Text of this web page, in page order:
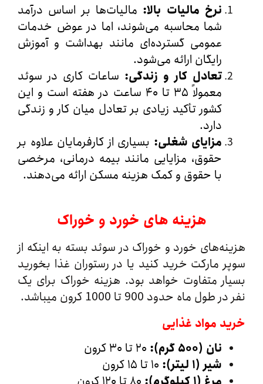
نرخ مالیات بالا:مالیات‌ها بر اساس درآمد
شما محاسبه می‌شوند، اما در عوض خدمات
عمومی گسترده‌ای مانند بهداشت و آموزش
رایگان ارائه می‌شود.
تعادل کار و زندگی ساعات کاری در سوئد
معمولاً ۳۵ تا ۴۰ ساعت در هفته است و این
کشور تأکید زیادی بر تعادل میان کار و زندگی
مزایای شغلی بسیاری از کارفرمایان علاوه بر
حقوق، مزایایی مانند بیمه درمانی، مرخصی
با حقوق و کمک‌ هزینه مسکن ارائه می‌دهند.
هزینه‌ های خورد و خوراک
خورد و خوراک در سوئد بسته به اینکه از
مارکت خرید کنید یا در رستوران غذا بخورید
متفاوت خواهد بود. هزینه خوراک برای یک
ماه حدود 900 تا 1000 کرون میباشد.
مواد غذایی
نان (۵۰۰ گرم
):۲۰ تا ۳۰ کرون
شیر (۱ لیتر
):۱۰ تا ۱۵ کرون